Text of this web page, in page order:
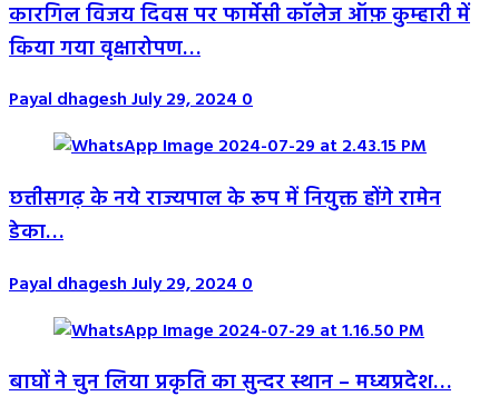
कारगिल विजय दिवस पर फार्मेसी कॉलेज ऑफ़ कुम्हारी में
किया गया वृक्षारोपण…
Payal dhageshJuly 29, 20240
छत्तीसगढ़ के नये राज्यपाल के रूप में नियुक्त होंगे रामेन
डेका…
Payal dhageshJuly 29, 20240
बाघों ने चुन लिया प्रकृति का सुन्दर स्थान – मध्यप्रदेश…